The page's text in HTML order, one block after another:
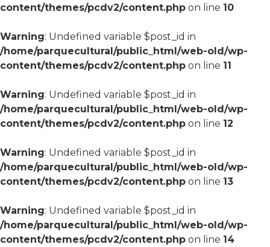
content/themes/pcdv2/content.php on line 10
Warning: Undefined variable $post_id in
/home/parquecultural/public_html/web-old/wp-
content/themes/pcdv2/content.php on line 11
Warning: Undefined variable $post_id in
/home/parquecultural/public_html/web-old/wp-
content/themes/pcdv2/content.php on line 12
Warning: Undefined variable $post_id in
/home/parquecultural/public_html/web-old/wp-
content/themes/pcdv2/content.php on line 13
Warning: Undefined variable $post_id in
/home/parquecultural/public_html/web-old/wp-
content/themes/pcdv2/content.php on line 14